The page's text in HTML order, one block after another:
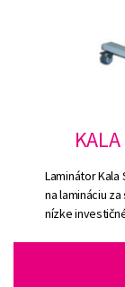
Laminátor
na lamináciu
nízke